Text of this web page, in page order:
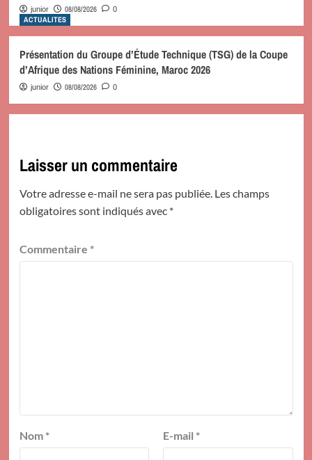
junior 08/08/2026 0
ACTUALITES
Présentation du Groupe d’Étude Technique (TSG) de la Coupe
d’Afrique des Nations Féminine, Maroc 2026
junior 08/08/2026 0
Laisser un commentaire
Votre adresse e-mail ne sera pas publiée. Les champs
obligatoires sont indiqués avec *
Commentaire *
Nom * E-mail *